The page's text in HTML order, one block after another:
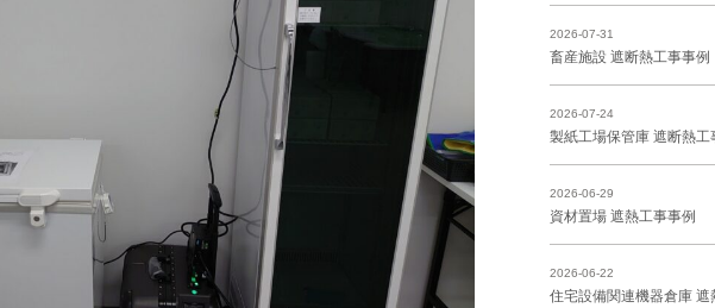
2026-07-31
畜産施設 遮断熱工事事例
2026-07-24
製紙工場保管庫 遮断熱工
2026-06-29
資材置場 遮熱工事事例
2026-06-22
住宅設備関連機器倉庫 遮